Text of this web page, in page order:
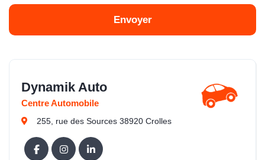
Envoyer
Dynamik Auto
Centre Automobile
255, rue des Sources 38920 Crolles